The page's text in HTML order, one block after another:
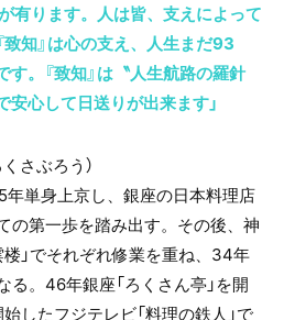
有ります。人は皆、支えによって
知』は心の支え、人生まだ93
。『致知』は〝人生航路の羅針
心して日送りが出来ます」
さぶろう）
単身上京し、銀座の日本料理店
の第一歩を踏み出す。その後、神
楼」でそれぞれ修業を重ね、34年
る。46年銀座「ろくさん亭」を開
したフジテレビ「料理の鉄人」で